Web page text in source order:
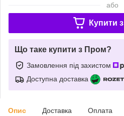
або
Купити з
Що таке купити з Пром?
Замовлення під захистом
Доступна доставка
Опис Доставка Оплата